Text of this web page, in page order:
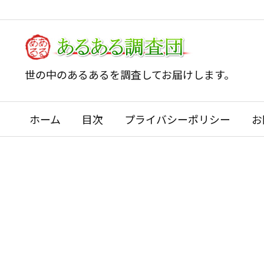
世の中のあるあるを調査してお届けします。
ホーム 目次 プライバシーポリシー